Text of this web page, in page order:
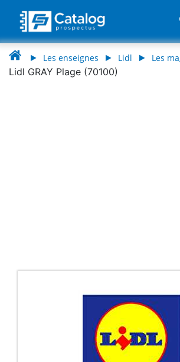
Les enseignes Lidl Les
Lidl GRAY Plage (70100)